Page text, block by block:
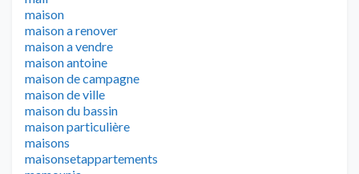
maison
maison a renover
maison a vendre
maison antoine
maison de campagne
maison de ville
maison du bassin
maison particulière
maisons
maisonsetappartements